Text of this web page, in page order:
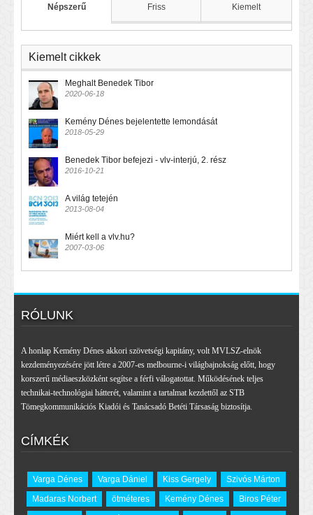
Népszerű Friss Kiemelt
Kiemelt cikkek
Meghalt Benedek Tibor
2020-06-18
Kemény Dénes bejelentette lemondását
2018-05-29
Benedek Tibor befejezi - vlv-interjú, 2. rész
2016-10-21
A világ tetején
2013-08-04
Miért kell a vlv.hu?
2007-03-06
RÓLUNK
A honlap Kemény Dénes akkori szövetségi kapitány, volt MVLSZ-elnök
kezdeményezésére jött létre a 2007-es melbourne-i világbajnokság előtt, hogy
korszerű médiaeszközként segítse a férfi válogatottat. Működésének teljes
technikai-technológiai hátterét, valamint a tartalmat kezdettől az STB
Tömegkommunikációs Kiadói és Tanácsadó Betéti Társaság biztosítja.
CÍMKÉK
Varga Dénes Varga Dániel Kiss Gergely
Szivós Márton
Madaras Norbert
ötméteres Kemény Dénes
Biros Péter